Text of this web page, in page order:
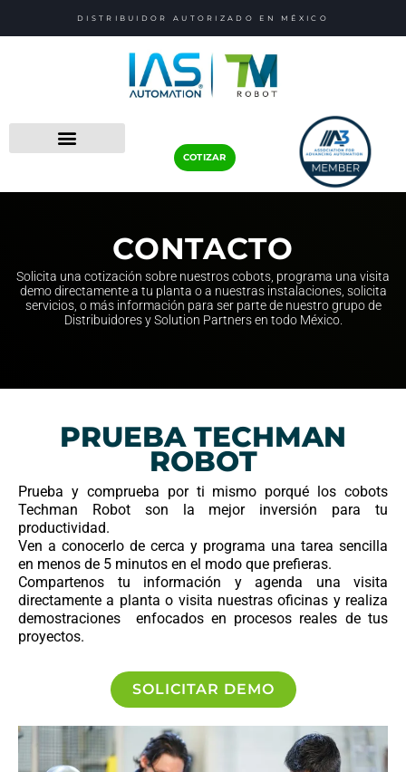
DISTRIBUIDOR AUTORIZADO EN MÉXICO
COTIZAR
CONTACTO
Solicita una cotización sobre nuestros cobots, programa una visita
demo directamente a tu planta o a nuestras instalaciones, solicita
servicios, o más información para ser parte de nuestro grupo de
Distribuidores y Solution Partners en todo México.
PRUEBA TECHMAN
ROBOT
Prueba y comprueba por ti mismo porqué los cobots
Techman Robot son la mejor inversión para tu
productividad.
Ven a conocerlo de cerca y programa una tarea sencilla
en menos de 5 minutos en el modo que prefieras.
Compartenos tu información y agenda una visita
directamente a planta o visita nuestras oficinas y realiza
demostraciones enfocados en procesos reales de tus
proyectos.
SOLICITAR DEMO